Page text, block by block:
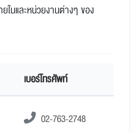
ในและหน่วยงานต่างๆ ของ
เบอร์โทรศัพท์
02-763-2748